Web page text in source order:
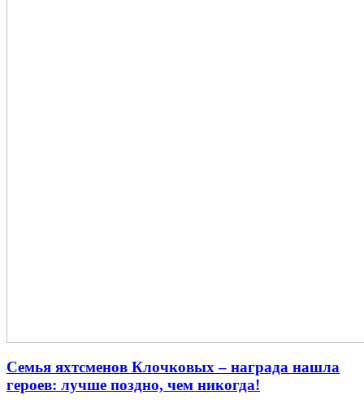
Семья яхтсменов Клочковых – награда нашла
героев: лучше поздно, чем никогда!